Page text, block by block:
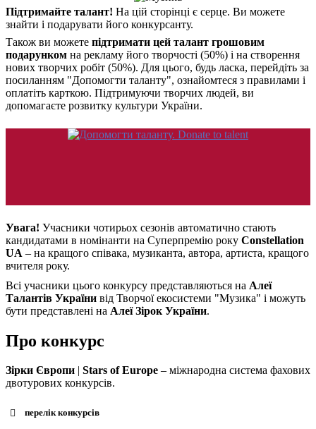
Підтримайте талант! На цій сторінці є серце. Ви можете
знайти і подарувати його конкурсанту.
Також ви можете підтримати цей талант грошовим
подарунком на рекламу його творчості (50%) і на створення
нових творчих робіт (50%). Для цього, будь ласка, перейдіть за
посиланням "Допомогти таланту", ознайомтеся з правилами і
оплатіть карткою. Підтримуючи творчих людей, ви
допомагаєте розвитку культури України.
Увага! Учасники чотирьох сезонів автоматично стають
кандидатами в номінанти на Суперпремію року Constellation
UA – на кращого співака, музиканта, автора, артиста, кращого
вчителя року.
Всі учасники цього конкурсу представляються на Алеї
Талантів України від Творчої екосистеми "Музика" і можуть
бути представлені на Алеї Зірок України.
Про конкурс
Зірки Європи | Stars of Europe – міжнародна система фахових
двотурових конкурсів.
перелік конкурсів